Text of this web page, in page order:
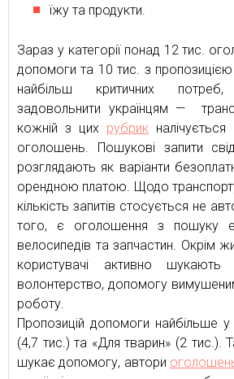
їжу та продукти.
Зараз у категорії понад 12 тис.
допомоги та 10 тис. з
найбільш критичних
задовольнити українцям —
кожній з цих рубрик
оголошень. Пошукові запити
розглядають як варіанти
орендною платою. Щодо
кількість запитів стосується не
того, є оголошення з пошуку
велосипедів та запчастин. Окрім
користувачі активно
волонтерство, допомогу
роботу.
Пропозицій допомоги найбільше
(4,7 тис.) та «Для тварин» (2 тис.).
шукає допомогу, автори